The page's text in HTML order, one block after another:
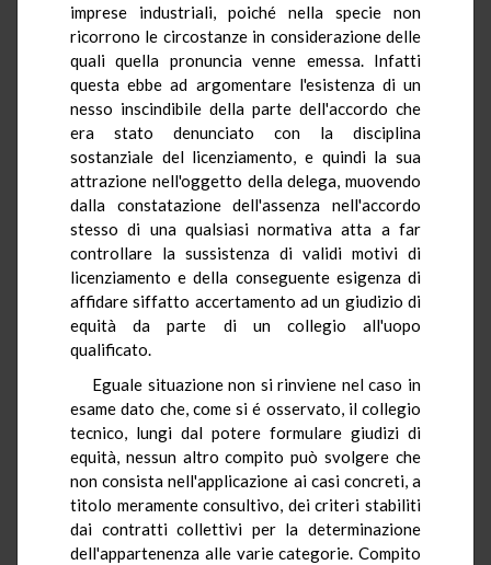
imprese industriali, poiché nella specie non
ricorrono le circostanze in considerazione delle
quali quella pronuncia venne emessa. Infatti
questa ebbe ad argomentare l'esistenza di un
nesso inscindibile della parte dell'accordo che
era stato denunciato con la disciplina
sostanziale del licenziamento, e quindi la sua
attrazione nell'oggetto della delega, muovendo
dalla constatazione dell'assenza nell'accordo
stesso di una qualsiasi normativa atta a far
controllare la sussistenza di validi motivi di
licenziamento e della conseguente esigenza di
affidare siffatto accertamento ad un giudizio di
equità da parte di un collegio all'uopo
qualificato.
Eguale situazione non si rinviene nel caso in
esame dato che, come si é osservato, il collegio
tecnico, lungi dal potere formulare giudizi di
equità, nessun altro compito può svolgere che
non consista nell'applicazione ai casi concreti, a
titolo meramente consultivo, dei criteri stabiliti
dai contratti collettivi per la determinazione
dell'appartenenza alle varie categorie. Compito